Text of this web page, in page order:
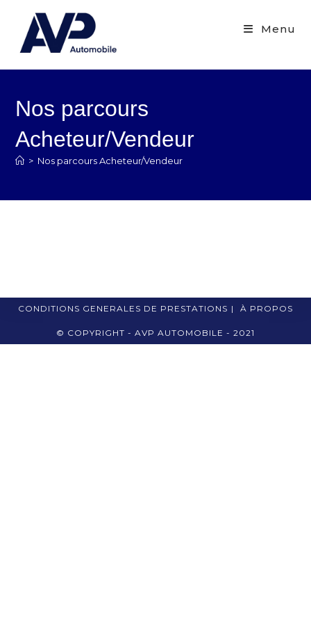
Menu
Nos parcours
Acheteur/Vendeur
> Nos parcours Acheteur/Vendeur
CONDITIONS GENERALES DE PRESTATIONS À PROPOS
© COPYRIGHT - AVP AUTOMOBILE - 2021